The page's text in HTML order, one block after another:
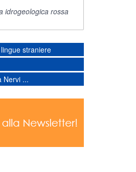
idrogeologica rossa
straniere
Nervi ...